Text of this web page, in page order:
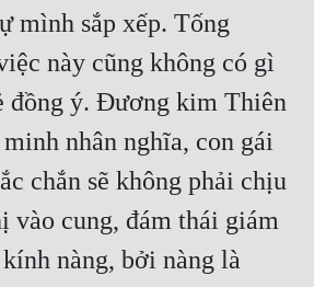
mình sắp xếp. Tống
này cũng không có gì
đồng ý. Đương kim Thiên
nhân nghĩa, con gái
chắn sẽ không phải chịu
vào cung, đám thái giám
nàng, bởi nàng là